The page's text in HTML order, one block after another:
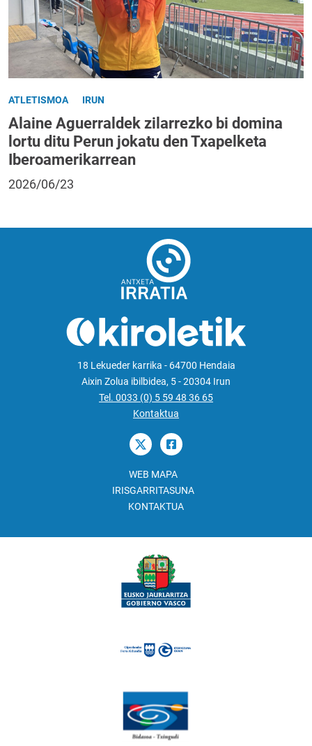
ATLETISMOA IRUN
Alaine Aguerraldek zilarrezko bi domina
lortu ditu Perun jokatu den Txapelketa
Iberoamerikarrean
2026/06/23
18 Lekueder karrika - 64700 Hendaia
Aixin Zolua ibilbidea, 5 - 20304 Irun
Tel. 0033 (0) 5 59 48 36 65
Kontaktua
WEB MAPA
IRISGARRITASUNA
KONTAKTUA